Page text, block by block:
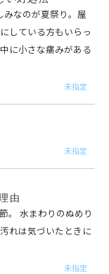
みなのが夏祭り。屋
している方もいらっ
に小さな痛みがある
未指定
未指定
由
。 水まわりのぬめり
れは気づいたときに
未指定